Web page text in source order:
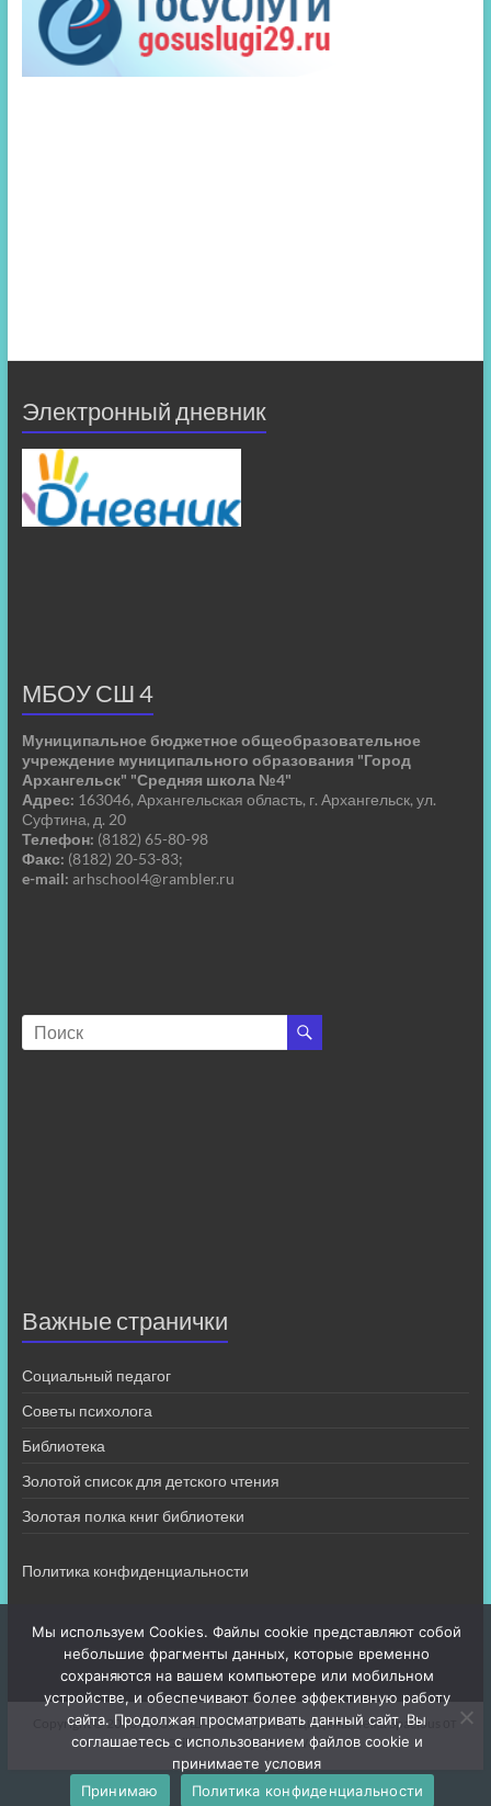
Электронный дневник
МБОУ СШ 4
Муниципальное бюджетное общеобразовательное
учреждение муниципального образования "Город
Архангельск" "Средняя школа №4"
Адрес: 163046, Архангельская область, г. Архангельск, ул.
Суфтина, д. 20
Телефон: (8182) 65-80-98
Факс: (8182) 20-53-83;
e-mail: arhschool4@rambler.ru
Важные странички
Социальный педагог
Советы психолога
Библиотека
Золотой список для детского чтения
Золотая полка книг библиотеки
Политика конфиденциальности
Copyright © 2026МБОУ СШ 4. Все права защищены. ТемаSpacious
ThemeGrill. На платформе:WordPress.
Мы используем Cookies. Файлы cookie представляют собой
небольшие фрагменты данных, которые временно
сохраняются на вашем компьютере или мобильном
устройстве, и обеспечивают более эффективную работу
сайта. Продолжая просматривать данный сайт, Вы
соглашаетесь с использованием файлов cookie и
принимаете условия
Принимаю
Политика конфиденциальности